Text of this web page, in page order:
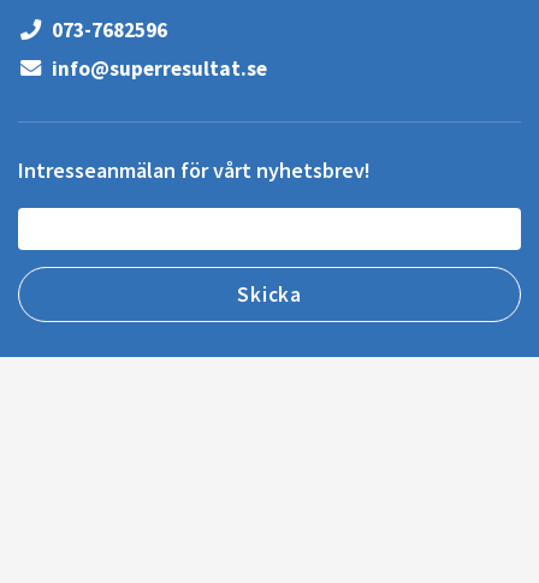
073-7682596
info@superresultat.se
Intresseanmälan för vårt nyhetsbrev!